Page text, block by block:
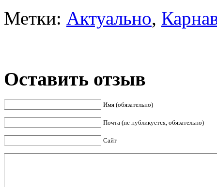
Метки: Актуально,
Оставить отзыв
Имя (обязательно)
Почта (не публикуется, обязательно)
Сайт